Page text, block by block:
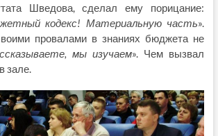
Шведова, сделал ему порицание:
кодекс! Материальную часть».
провалами в знаниях бюджета не
мы изучаем». Чем вызвал
зале.